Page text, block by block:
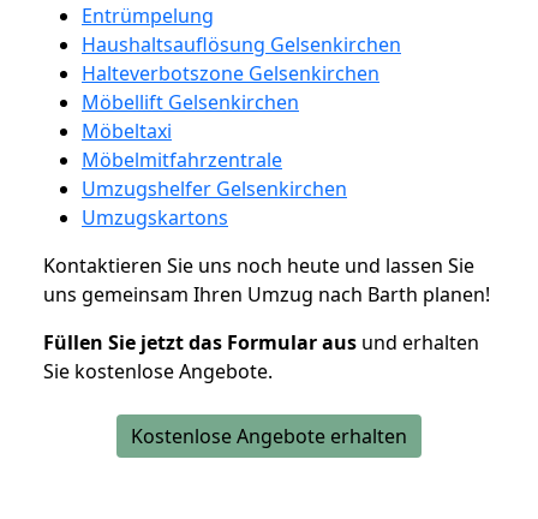
Entrümpelung
Haushaltsauflösung Gelsenkirchen
Halteverbotszone Gelsenkirchen
Möbellift Gelsenkirchen
Möbeltaxi
Möbelmitfahrzentrale
Umzugshelfer Gelsenkirchen
Umzugskartons
Kontaktieren Sie uns noch heute und lassen Sie
uns gemeinsam Ihren Umzug nach Barth planen!
Füllen Sie jetzt das Formular aus und erhalten
Sie kostenlose Angebote.
Kostenlose Angebote erhalten